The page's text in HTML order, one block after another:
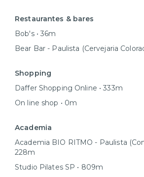
Restaurantes & bares
Bob's • 36m
Bear Bar - Paulista (Cervejaria
Shopping
Daffer Shopping Online • 333m
On line shop • 0m
Academia
Academia BIO RITMO - Paulista
228m
Studio Pilates SP • 809m